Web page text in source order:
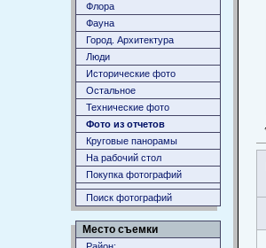
Флора
Фауна
Город. Архитектура
Люди
Исторические фото
Остальное
Технические фото
Фото из отчетов
Круговые панорамы
На рабочий стол
Покупка фотографий
Поиск фотографий
Место съемки